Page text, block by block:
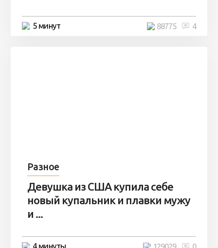
5 минут 4
88775
Разное
Девушка из США купила себе
новый купальник и плавки мужу
и ...
4 минуты